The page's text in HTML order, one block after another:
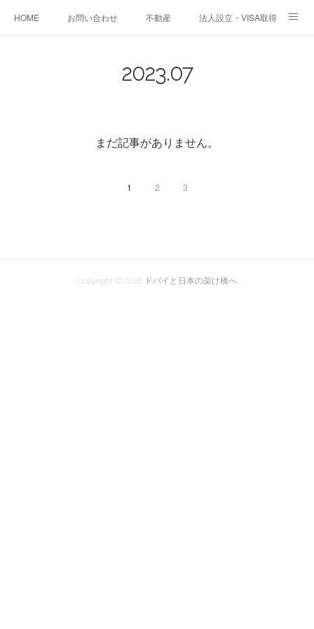
HOME お問い合わせ 不動産 法人設立・VISA取得
2023.07
まだ記事がありません。
1 2 3
Copyright © 2026 ドバイと日本の架け橋へ.